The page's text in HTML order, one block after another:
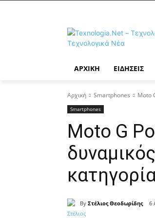
ΑΡΧΙΚΉ ΕΙΔΉΣΕΙΣ
Αρχική Smartphones Moto
Smartphones
Moto G
By Στέλιος Θεοδωρίδης 6